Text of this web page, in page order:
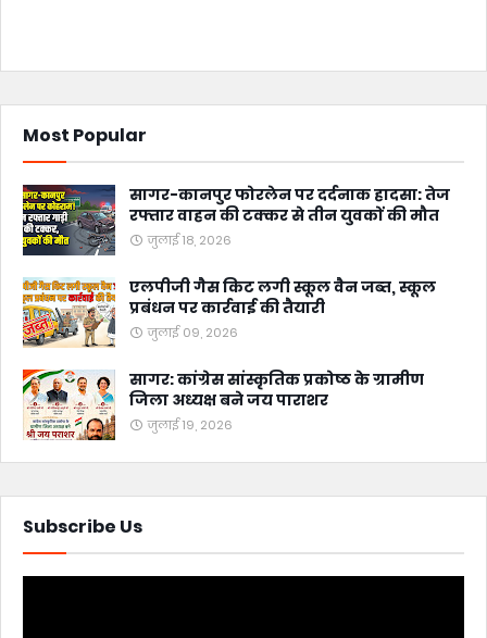
Most Popular
सागर-कानपुर फोरलेन पर दर्दनाक हादसा: तेज
रफ्तार वाहन की टक्कर से तीन युवकों की मौत
जुलाई 18, 2026
एलपीजी गैस किट लगी स्कूल वैन जब्त, स्कूल
प्रबंधन पर कार्रवाई की तैयारी
जुलाई 09, 2026
सागर: कांग्रेस सांस्कृतिक प्रकोष्ठ के ग्रामीण
जिला अध्यक्ष बने जय पाराशर
जुलाई 19, 2026
Subscribe Us